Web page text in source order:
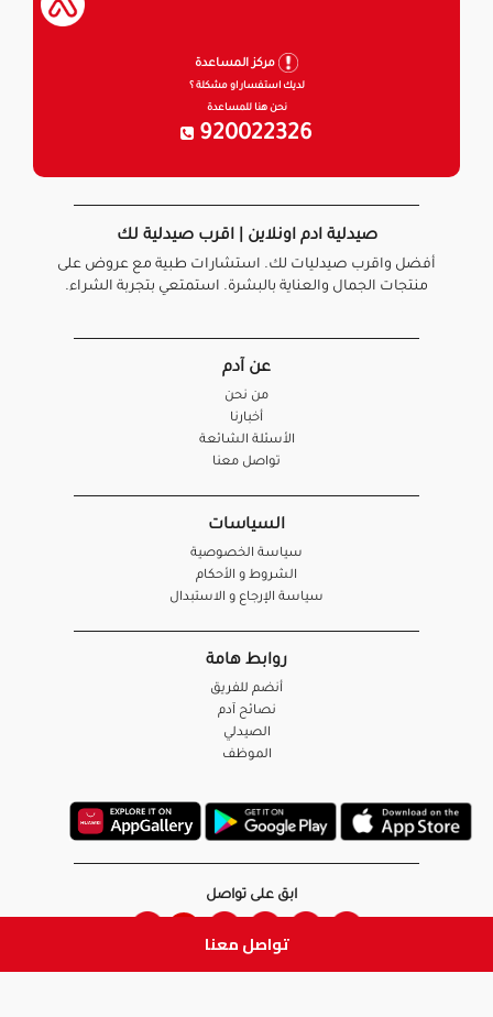
تواصل معنا
مركز المساعدة
لديك استفسار او مشكلة ؟
نحن هنا للمساعدة
920022326
صيدلية ادم اونلاين | اقرب صيدلية لك
أفضل واقرب صيدليات لك. استشارات طبية مع عروض على
منتجات الجمال والعناية بالبشرة. استمتعي بتجربة الشراء.
عن آدم
من نحن
أخبارنا
الأسئلة الشائعة
تواصل معنا
السياسات
سياسة الخصوصية
الشروط و الأحكام
سياسة الإرجاع و الاستبدال
روابط هامة
أنضم للفريق
نصائح آدم
الصيدلي
الموظف
ابق على تواصل